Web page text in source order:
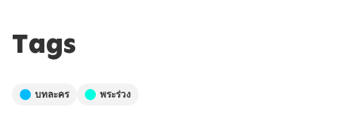
Tags
บทละคร พระร่วง